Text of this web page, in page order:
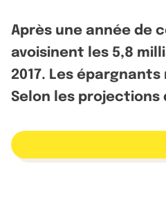
Après une année de
avoisinent les 5,8
2017. Les
Selon les projections